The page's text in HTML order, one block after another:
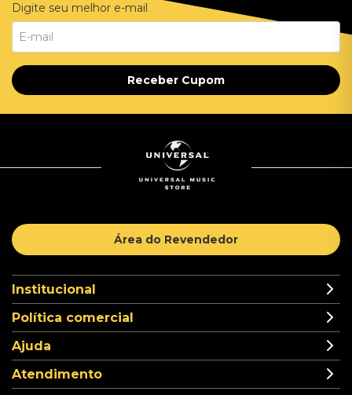
Digite seu melhor e-mail
Receber Cupom
Área do Revendedor
Institucional
Política comercial
Ajuda
Atendimento